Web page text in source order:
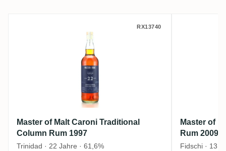
Master of Malt Caroni Traditional Column
RX13740
Master of Malt Caroni Traditional
Column Rum 1997
Trinidad · 22 Jahre · 61,6%
Master of
Rum 2009
Fidschi · 13